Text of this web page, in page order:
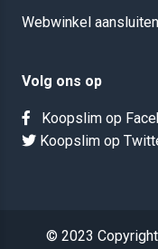
Webwinkel aansluiten
Volg ons op
Koopslim op
Koopslim op
© 2023